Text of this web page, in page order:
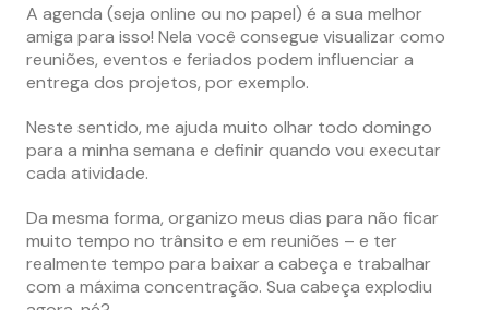
A agenda (seja online ou no papel) é a sua melhor
amiga para isso! Nela você consegue visualizar como
reuniões, eventos e feriados podem influenciar a
entrega dos projetos, por exemplo.
Neste sentido, me ajuda muito olhar todo domingo
para a minha semana e definir quando vou executar
cada atividade.
Da mesma forma, organizo meus dias para não ficar
muito tempo no trânsito e em reuniões – e ter
realmente tempo para baixar a cabeça e trabalhar
com a máxima concentração. Sua cabeça explodiu